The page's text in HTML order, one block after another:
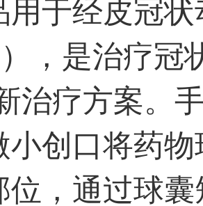
），是治疗
治疗方案。
小创口将药
位，通过球